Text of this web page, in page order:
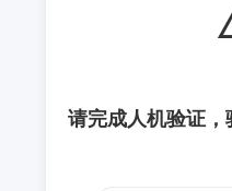
请完成人机验证，